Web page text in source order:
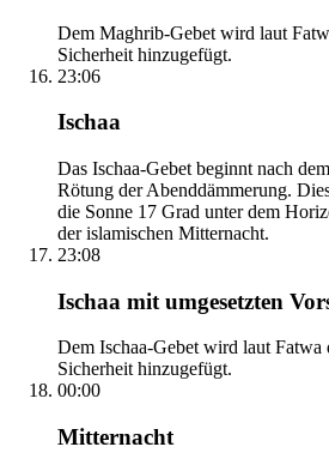
Dem Maghrib-Gebet wird laut
Sicherheit hinzugefügt.
23:06
Ischaa
Das Ischaa-Gebet beginnt nach
Rötung der Abenddämmerung.
die Sonne 17 Grad unter dem
der islamischen Mitternacht.
23:08
Ischaa mit umgesetzten
Dem Ischaa-Gebet wird laut
Sicherheit hinzugefügt.
00:00
Mitternacht